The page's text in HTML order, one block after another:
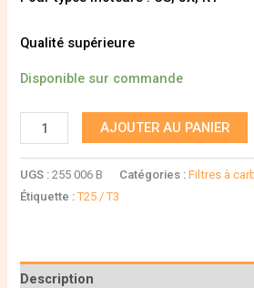
Qualité supérieure
Disponible sur commande
AJOUTER AU PANIER
UGS :255 006 B Catégories :Filtres à
Étiquette :T25 / T3
Description